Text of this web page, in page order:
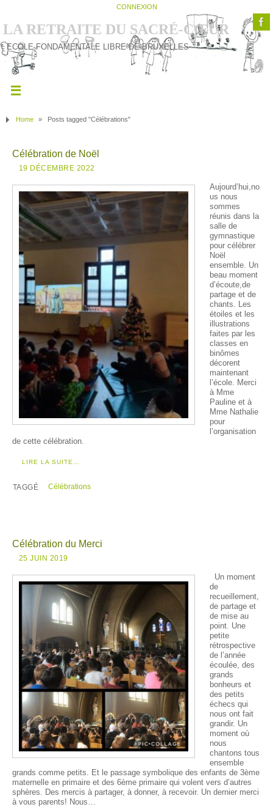
CONNEXION
LA RETRAITE DU SACRÉ-CŒUR
ECOLE FONDAMENTALE LIBRE DE BRUXELLES
Home » Posts tagged "Célébrations"
Célébration de Noël
19 DÉCEMBRE 2022
Aujourd’hui,no
us nous
sommes
réunis dans la
salle de
gymnastique
pour célébrer
Noël
ensemble. Un
beau moment
d’écoute,de
partage et de
chants. Les
étoiles et les
illustrations
faites par les
classes en
binômes
décorent
maintenant
l’école. Merci
à Mme
Pauline et à
Mme Nathalie
pour
l’organisation
de cette célébration.
LIRE LA SUITE…
TAGGÉ Célébrations
Célébration du Merci
25 JUIN 2019
Un moment
de
recueillement,
de partage et
de mise au
point. Une
petite
rétrospective
de l’année
écoulée, des
grands
bonheurs et
des petits
échecs qui
nous ont fait
grandir. Un
moment où
nous
chantons tous
ensemble
grands comme petits. Et le passage symbolique des enfants de 3ème
maternelle en primaire et des 6ème primaire qui volent vers d’autres
sphères. Des mercis à partager, à donner, à recevoir. Un dernier merci
à vous parents! Nous…